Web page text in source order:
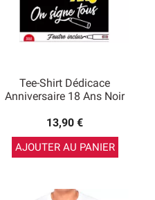
Tee-Shirt Dédicace
Anniversaire 18 Ans Noir
13,90 €
AJOUTER AU PANIER